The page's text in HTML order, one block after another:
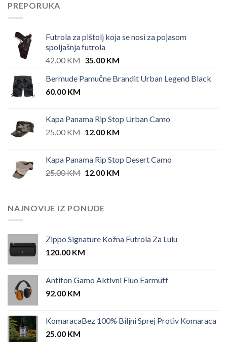
PREPORUKA
Futrola za pištolj koja se nosi za pojasom
spoljašnja futrola
42.00KM Original
was:
35.00 KMCurrent
is:
Bermude Pamučne Brandit Urban Legend Black
60.00 KM
Kapa Panama Rip Stop Urban Camo
25.00KM Original
25.00 KM.
12.00 KMCurrent
12.00 KM.
Kapa Panama Rip Stop Desert Camo
25.00KM Original
25.00 KM.
12.00 KMCurrent
NAJNOVIJE IZ PONUDE
Zippo Signature Kožna Futrola Za Lulu
120.00 KM
Antifon Gamo Aktivni Fluo Earmuff
92.00 KM
KomaracaBez 100% Biljni Sprej Protiv Komaraca
25.00 KM